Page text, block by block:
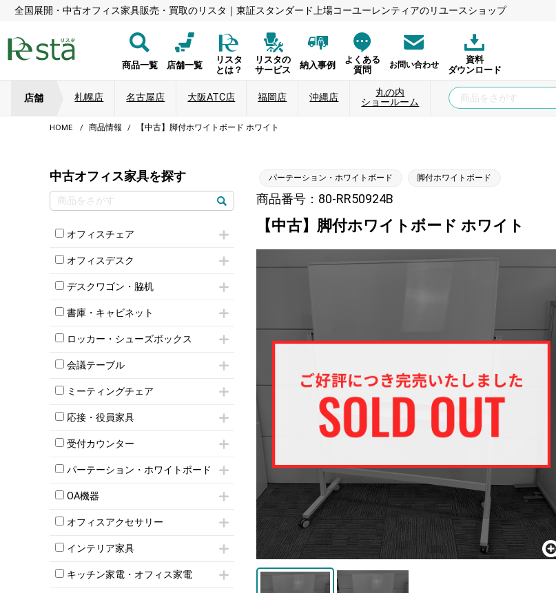
全国展開・中古オフィス家具販売・買取のリスタ｜東証スタンダード上場コーユーレンティアのリユースショップ
商品一覧 店舗一覧
リスタ
とは？
リスタの
サービス
納入事例
よくある
質問
お問い合わせ
資料
ダウンロード
店舗 札幌店 名古屋店 大阪ATC店 福岡店 沖縄店
丸の内
ショールーム
HOME 商品情報 【中古】脚付ホワイトボード ホワイト
中古オフィス家具を探す
オフィスチェア
肘付きチェア
肘無しチェア
役員チェア
オフィスチェアその他
オフィスデスク
片袖机
フリーアドレスデスク（ベンチデスク）
昇降デスク
両袖机
デスクワゴン・脇机
インワゴン2段
インワゴン3段
脇机
書庫・キャビネット
ハイキャビネット
ローキャビネット
両開きキャビネット
上下連結キャビネット
軽量ラック（スチールラック）
収納家具その他
オープン書庫
両開書庫
引き違い書庫
ロッカー・シューズボックス
1人用ロッカー
2人用ロッカー
3人用ロッカー
5人用ロッカー
8人用ロッカー
多人数ロッカー
シリンダー錠ロッカー
ダイヤル錠ロッカー
ボタン錠ロッカー
シューズロッカー・下駄箱
ロッカーその他
会議テーブル
ミーティングテーブル
スタッキングテーブル
ネスティングテーブル
カウンターテーブル
T字脚テーブル
会議テーブルW1200～
会議テーブルW1800～
折りたたみ会議テーブル
ハイテーブル
ミーティングチェア
キャスター付きミーティングチェア
スタッキングミーティングチェア
テーブル付きミーティングチェア
折りたたみミーティングチェア
ハイチェア
ミーティングチェアその他
応接・役員家具
応接セット
応接ソファ
応接チェア
応接・役員家具その他
受付カウンター
ハイカウンター
ローカウンター
ラウンジカウンター
パーテーション・ホワイトボード
パーテーション
自立タイプパーテーション
パーテーションその他
壁掛けホワイトボード
ホワイトボードその他
OA機器
iPad
電話機（ビジネスフォン）
シュレッダー
スクリーン
オフィスアクセサリー
チェア用台車
演台・講演台・演説台
防音パネル
インテリア家具
モールドチェア
ダイニングチェア
キッチン家電・オフィス家電
パーテーション・ホワイトボード 脚付ホワイトボード
商品番号：80-RR50924B
【中古】脚付ホワイトボード ホワイト